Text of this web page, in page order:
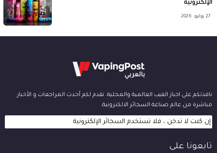
الإلكترونية
27 يوليو، 2026
نافذتكم على اخبار الفيب العالمية والمحلية. نقدم لكم أحدث المراجعات و الأخبار
مباشرة من عالم صناعة السجائر الالكترونية.
إن كنت لا تدخن ، فلا تستخدم السجائر الإلكترونية
تابعونا على